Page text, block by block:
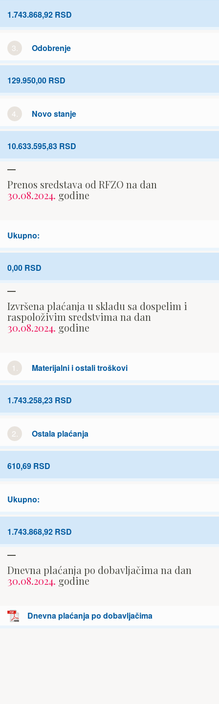
1.743.868,92 RSD
3. Odobrenje
129.950,00 RSD
4. Novo stanje
10.633.595,83 RSD
Prenos sredstava od RFZO na dan
30.08.2024. godine
Ukupno:
0,00 RSD
Izvršena plaćanja u skladu sa dospelim i
raspoloživim sredstvima na dan
30.08.2024. godine
1. Materijalni i ostali troškovi
1.743.258,23 RSD
2. Ostala plaćanja
610,69 RSD
Ukupno:
1.743.868,92 RSD
Dnevna plaćanja po dobavljačima na dan
30.08.2024. godine
Dnevna plaćanja po dobavljačima